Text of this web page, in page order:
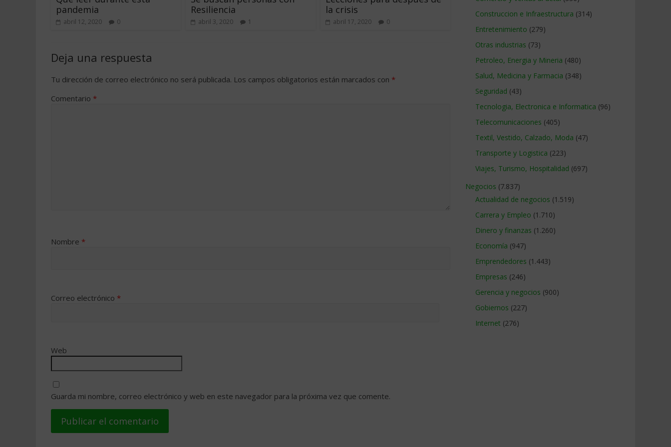
pandemia
abril 12, 2020 0
Resiliencia
abril 3, 2020 1
la crisis
abril 17, 2020 0
Deja una respuesta
Tu dirección de correo electrónico no será publicada. Los campos obligatorios están marcados con *
Comentario *
Nombre *
Correo electrónico *
Web
Guarda mi nombre, correo electrónico y web en este navegador para la próxima vez que comente.
Construccion e Infraestructura (314)
Entretenimiento (279)
Otras industrias (73)
Petroleo, Energia y Mineria (480)
Salud, Medicina y Farmacia (348)
Seguridad (43)
Tecnologia, Electronica e Informatica (96)
Telecomunicaciones (405)
Textil, Vestido, Calzado, Moda (47)
Transporte y Logistica (223)
Viajes, Turismo, Hospitalidad (697)
Negocios (7.837)
Actualidad de negocios (1.519)
Carrera y Empleo (1.710)
Dinero y finanzas (1.260)
Economía (947)
Emprendedores (1.443)
Empresas (246)
Gerencia y negocios (900)
Gobiernos (227)
Internet (276)